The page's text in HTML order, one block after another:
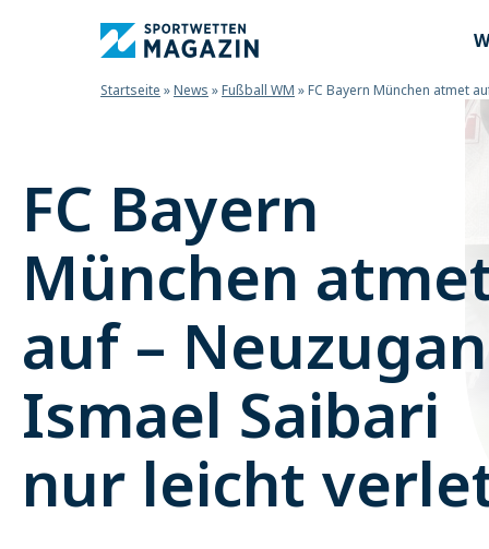
Startseite »News »Fußball WM »FC Bayern München atmet
FC Bayern
München
auf –
Ismael Saibari
nur leicht